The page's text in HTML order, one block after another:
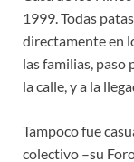
1999. Todas
directamente en
las familias, paso
la calle, y a la
Tampoco fue
colectivo –su